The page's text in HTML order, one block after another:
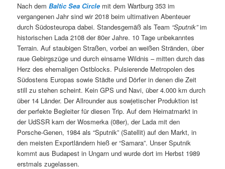
Nach demBaltic Sea Circle mit dem Wartburg 353 im
vergangenen Jahr sind wir 2018 beim ultimativen Abenteuer
durch Südosteuropa dabei. Standesgemäß als Team “Sputnik”im
historischen Lada 2108 der 80er Jahre. 10 Tage unbekanntes
Terrain. Auf staubigen Straßen, vorbei an weißen Stränden, über
raue Gebirgszüge und durch einsame Wildnis – mitten durch das
Herz des ehemaligen Ostblocks. Pulsierende Metropolen des
Südostens Europas sowie Städte und Dörfer in denen die Zeit
still zu stehen scheint. Kein GPS und Navi, über 4.000 km durch
über 14 Länder. Der Allrounder aus sowjetischer Produktion ist
der perfekte Begleiter für diesen Trip. Auf dem Heimatmarkt in
der UdSSR kam der Wosmerka (08er), der Lada mit den
Porsche-Genen, 1984 als “Sputnik” (Satellit) auf den Markt, in
den meisten Exportländern hieß er “Samara”. Unser Sputnik
kommt aus Budapest in Ungarn und wurde dort im Herbst 1989
erstmals zugelassen.